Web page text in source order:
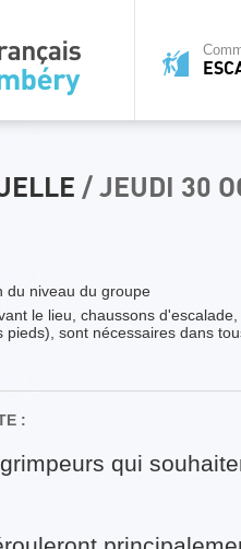
/ JEUDI 30
du niveau du groupe
le lieu, chaussons d'escalade,
pieds), sont nécessaires dans
:
qui